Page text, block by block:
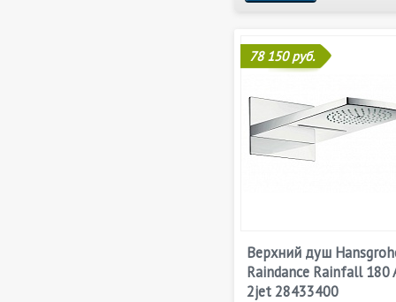
78 150 руб.
Верхний душ
Raindance Rainfall 180
2jet 28433400